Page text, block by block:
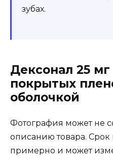
зубах.
Дексонал 25 мг
покрытых
оболочкой
Фотография может не
описанию товара. Срок
примерно и может